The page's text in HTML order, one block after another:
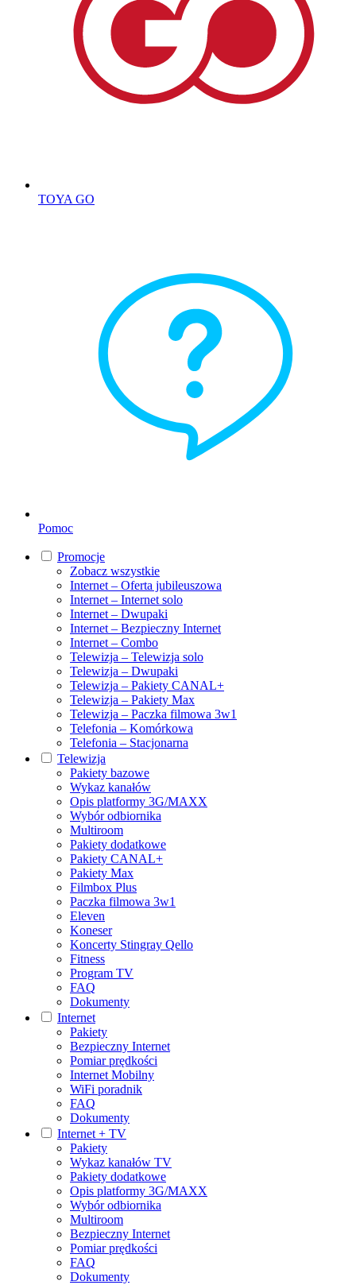
TOYA GO
Pomoc
Promocje
Zobacz wszystkie
Internet – Oferta jubileuszowa
Internet – Internet solo
Internet – Dwupaki
Internet – Bezpieczny Internet
Internet – Combo
Telewizja – Telewizja solo
Telewizja – Dwupaki
Telewizja – Pakiety CANAL+
Telewizja – Pakiety Max
Telewizja – Paczka filmowa 3w1
Telefonia – Komórkowa
Telefonia – Stacjonarna
Telewizja
Pakiety bazowe
Wykaz kanałów
Opis platformy 3G/MAXX
Wybór odbiornika
Multiroom
Pakiety dodatkowe
Pakiety CANAL+
Pakiety Max
Filmbox Plus
Paczka filmowa 3w1
Eleven
Koneser
Koncerty Stingray Qello
Fitness
Program TV
FAQ
Dokumenty
Internet
Pakiety
Bezpieczny Internet
Pomiar prędkości
Internet Mobilny
WiFi poradnik
FAQ
Dokumenty
Internet + TV
Pakiety
Wykaz kanałów TV
Pakiety dodatkowe
Opis platformy 3G/MAXX
Wybór odbiornika
Multiroom
Bezpieczny Internet
Pomiar prędkości
FAQ
Dokumenty